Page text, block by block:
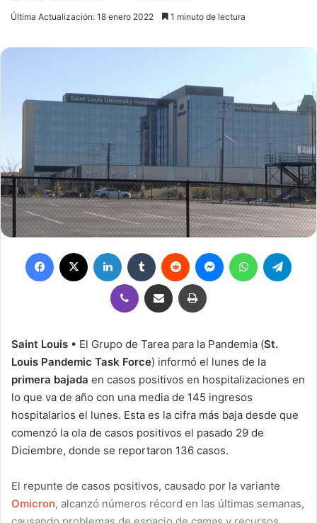
Última Actualización: 18 enero 2022 1 minuto de lectura
Facebook LinkedIn Tumblr Reddit MessengerWhatsApp
Viber Compartir por correo electrónicoImprimir
Saint Louis • El Grupo de Tarea para la Pandemia (St.
Louis Pandemic Task Force) informó el lunes de la
primera bajada en casos positivos en hospitalizaciones en
lo que va de año con una media de 145 ingresos
hospitalarios el lunes. Esta es la cifra más baja desde que
comenzó la ola de casos positivos el pasado 29 de
Diciembre, donde se reportaron 136 casos.
El repunte de casos positivos, causado por la variante
Omicron, alcanzó números récord en las últimas semanas,